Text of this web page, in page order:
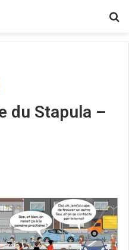
du Stapula –